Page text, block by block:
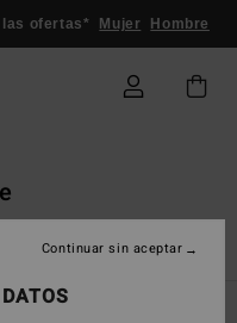
las ofertas* Mujer Hombre
Todas las Ofertas Niños
Continuar sin aceptar